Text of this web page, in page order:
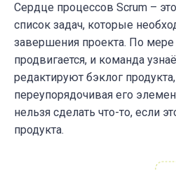
Сердце процессов Scrum –
список задач, которые
завершения проекта. По мере
продвигается, и команда
редактируют бэклог
переупорядочивая его
нельзя сделать что-то, если
продукта.